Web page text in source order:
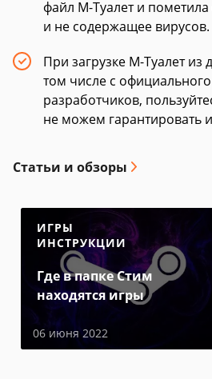
файл М-Туалет и пометила
и не содержащее вирусов.
При загрузке М-Туалет из
том числе с официального
разработчиков,
не можем гарантировать
Статьи и обзоры
ИГРЫ
ИНСТРУКЦИИ
Где в папке Стим
находятся игры
06 июня 2022